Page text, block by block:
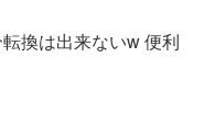
換は出来ないw 便利